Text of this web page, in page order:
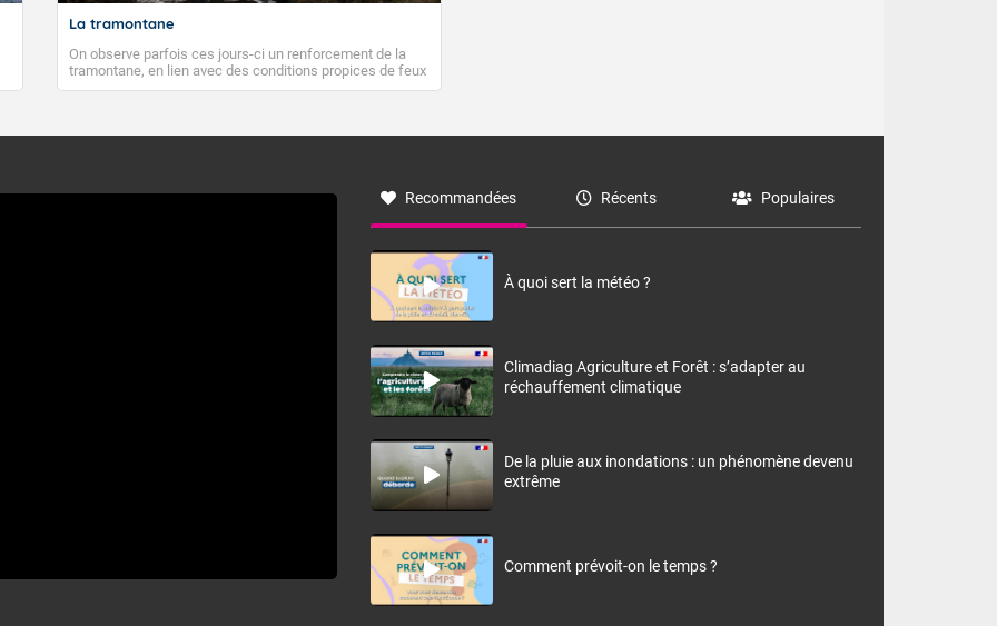
La tramontane
On observe parfois ces jours-ci un renforcement de la
tramontane, en lien avec des conditions propices de feux
de forêt. Mais qu'est-ce que la tramontane ? Quelles sont
à nord-ouest, dans un secteur qui part du Roussillon à la
monts, en allusion aux régions montagneuses d’où
Recommandées Récents Populaires
À quoi sert la météo ?
Climadiag Agriculture et Forêt : s’adapter au
réchauffement climatique
De la pluie aux inondations : un phénomène devenu
extrême
Comment prévoit-on le temps ?